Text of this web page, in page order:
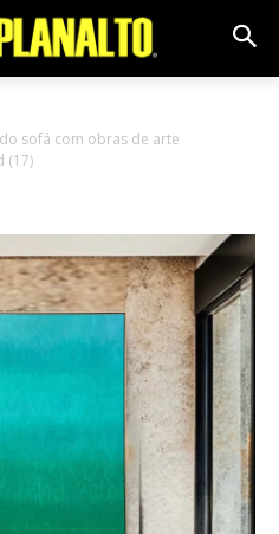
sofá com obras de arte
(17)